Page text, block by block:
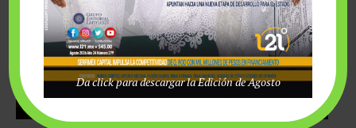
Da click para descargar la Edición de Agosto